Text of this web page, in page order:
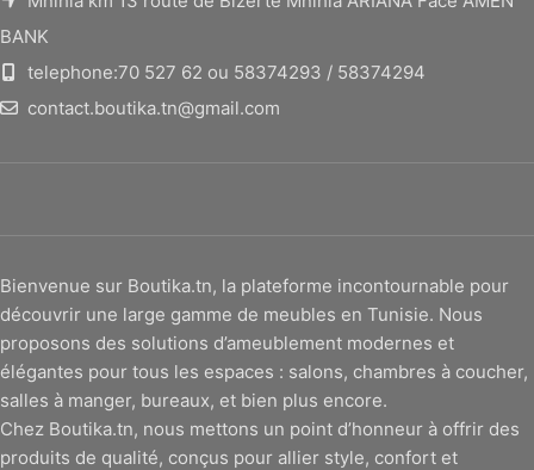
BANK
telephone:70 527 62 ou 58374293 / 58374294
contact.boutika.tn@gmail.com
Bienvenue sur Boutika.tn, la plateforme incontournable pour
découvrir une large gamme de meubles en Tunisie. Nous
proposons des solutions d’ameublement modernes et
élégantes pour tous les espaces : salons, chambres à coucher,
salles à manger, bureaux, et bien plus encore.
Chez Boutika.tn, nous mettons un point d’honneur à offrir des
produits de qualité, conçus pour allier style, confort et